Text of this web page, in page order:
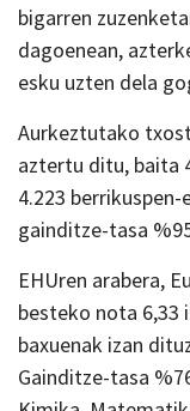
bigarren
dagoenean,
esku uzten dela
Aurkeztutako
aztertu ditu, baita
4.223 berrikuspen-
gainditze-tasa
EHUren arabera,
besteko nota 6,33
baxuenak izan
Gainditze-tasa